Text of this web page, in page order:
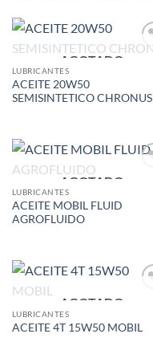
AGOTADO
LUBRICANTES
ACEITE 20W50
SEMISINTETICO CHRONUS
AGOTADO
LUBRICANTES
ACEITE MOBIL FLUID
AGROFLUIDO
AGOTADO
LUBRICANTES
ACEITE 4T 15W50 MOBIL